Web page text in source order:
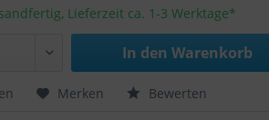
Lieferzeit ca. 1-3 Werktage*
In den Warenkorb
Merken Bewerten